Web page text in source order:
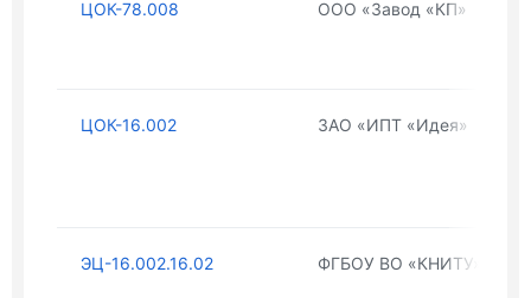
ЦОК-78.008 ООО «Завод «КП»
ЦОК-16.002 ЗАО «ИПТ «Идея»
ЭЦ-16.002.16.02 ФГБОУ ВО «КНИТУ»